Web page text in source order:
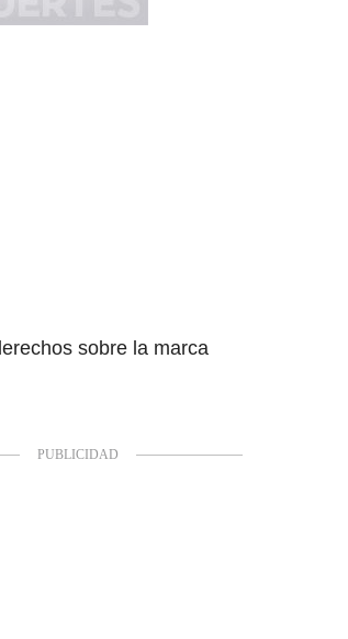
sobre la marca